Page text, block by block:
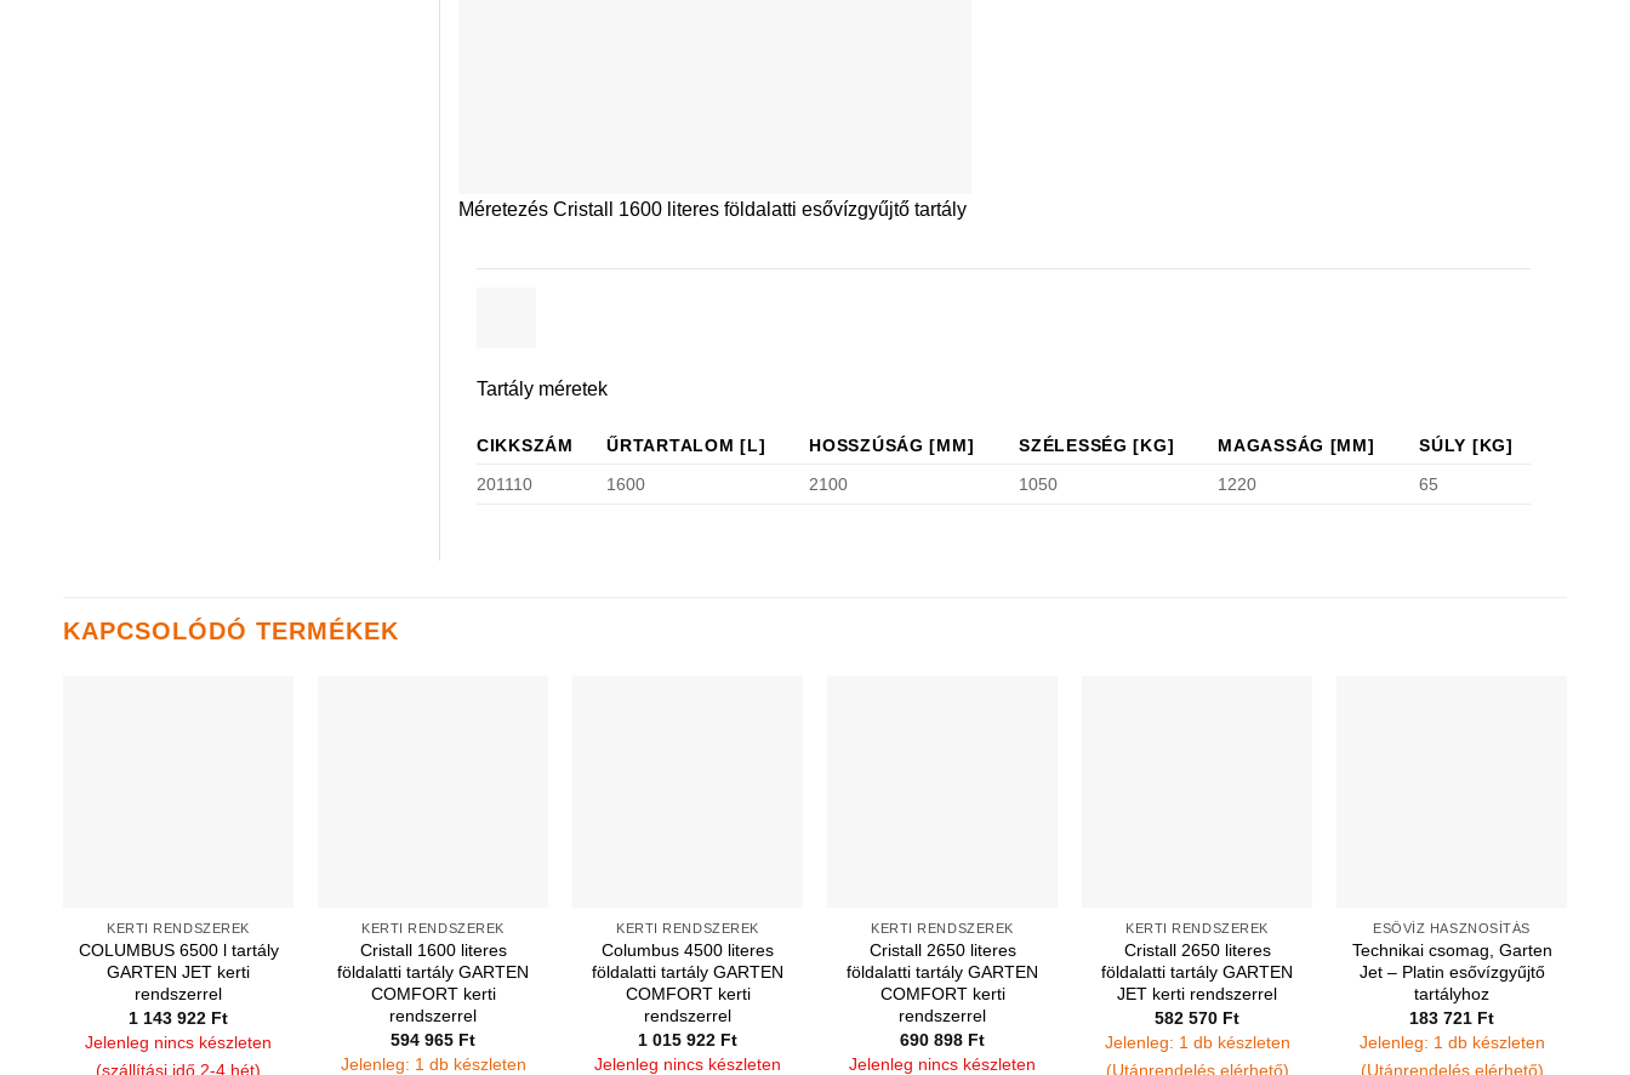
Méretezés Cristall 1600 literes földalatti esővízgyűjtő tartály
Tartály méretek
CIKKSZÁM ŰRTARTALOM [L] HOSSZÚSÁG [MM] SZÉLESSÉG [KG] MAGASSÁG [MM]
SÚLY [KG]
201110
1600 2100 1050 1220 65
KAPCSOLÓDÓ TERMÉKEK
KERTI RENDSZEREK
COLUMBUS 6500 l tartály
GARTEN JET kerti
rendszerrel
1 143 922 Ft
Jelenleg nincs készleten
(szállítási idő 2-4 hét)
KERTI RENDSZEREK
Cristall 1600 literes
földalatti tartály GARTEN
COMFORT kerti
rendszerrel
594 965 Ft
Jelenleg: 1 db készleten
KERTI RENDSZEREK
Columbus 4500 literes
földalatti tartály GARTEN
COMFORT kerti
rendszerrel
1 015 922 Ft
Jelenleg nincs készleten
KERTI RENDSZEREK
Cristall 2650 literes
földalatti tartály GARTEN
COMFORT kerti
rendszerrel
690 898 Ft
Jelenleg nincs készleten
KERTI RENDSZEREK
Cristall 2650 literes
földalatti tartály GARTEN
JET kerti rendszerrel
582 570 Ft
Jelenleg: 1 db készleten
(Utánrendelés elérhető)
ESŐVÍZ HASZNOSÍTÁS
Technikai csomag, Garten
Jet – Platin esővízgyűjtő
tartályhoz
183 721 Ft
Jelenleg: 1 db készleten
(Utánrendelés elérhető)